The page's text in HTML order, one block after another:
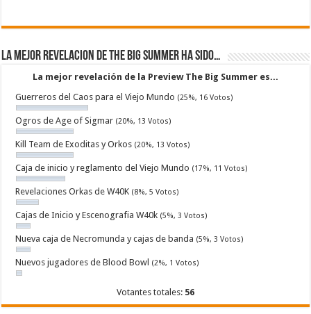
La mejor revelacion de The Big Summer ha sido…
La mejor revelación de la Preview The Big Summer es...
Guerreros del Caos para el Viejo Mundo (25%, 16 Votos)
Ogros de Age of Sigmar (20%, 13 Votos)
Kill Team de Exoditas y Orkos (20%, 13 Votos)
Caja de inicio y reglamento del Viejo Mundo (17%, 11 Votos)
Revelaciones Orkas de W40K (8%, 5 Votos)
Cajas de Inicio y Escenografia W40k (5%, 3 Votos)
Nueva caja de Necromunda y cajas de banda (5%, 3 Votos)
Nuevos jugadores de Blood Bowl (2%, 1 Votos)
Votantes totales: 56